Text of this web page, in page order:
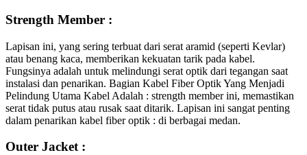
Strength Member :
Lapisan ini, yang sering terbuat dari serat aramid (seperti Kevlar)
atau benang kaca, memberikan kekuatan tarik pada kabel.
Fungsinya adalah untuk melindungi serat optik dari tegangan saat
instalasi dan penarikan. Bagian Kabel Fiber Optik Yang Menjadi
Pelindung Utama Kabel Adalah : strength member ini, memastikan
serat tidak putus atau rusak saat ditarik. Lapisan ini sangat penting
dalam penarikan kabel fiber optik : di berbagai medan.
Outer Jacket :